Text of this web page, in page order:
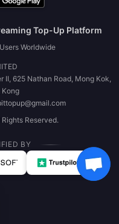
Top-Up Platform
Worldwide
II, 625 Nathan Road, Mong Kok,
Kong
Reserved.
BY